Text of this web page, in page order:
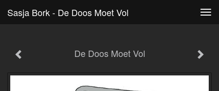
Sasja Bork - De Doos Moet Vol
De Doos Moet Vol